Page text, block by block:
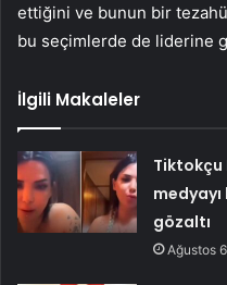
ettiğini ve bunun bir
bu seçimlerde de liderine
İlgili Makaleler
Tiktokçu
gözaltı
Ağustos